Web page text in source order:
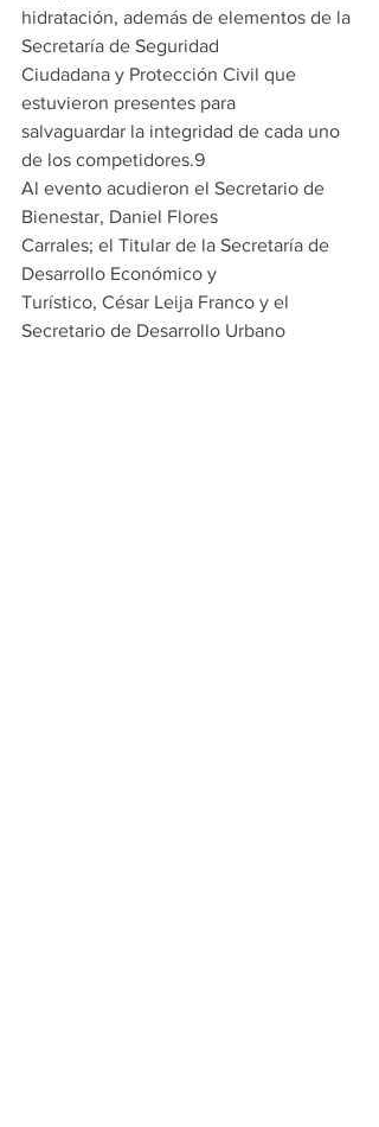
hidratación, además de elementos de la
Secretaría de Seguridad
Ciudadana y Protección Civil que
estuvieron presentes para
salvaguardar la integridad de cada uno
de los competidores.9
Al evento acudieron el Secretario de
Bienestar, Daniel Flores
Carrales; el Titular de la Secretaría de
Desarrollo Económico y
Turístico, César Leija Franco y el
Secretario de Desarrollo Urbano